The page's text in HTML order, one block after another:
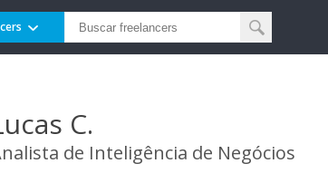
C.
de Inteligência de Negócios